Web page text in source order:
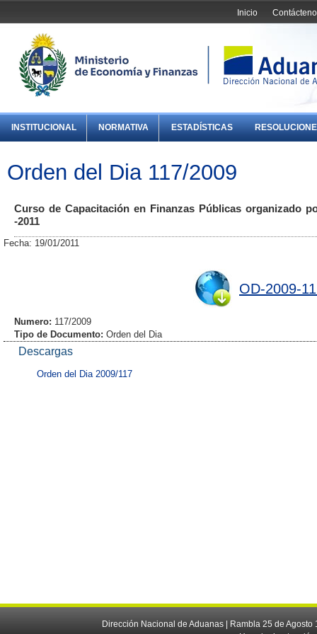
Inicio
INSTITUCIONAL NORMATIVA ESTADÍSTICAS
Orden del Dia 117/2009
Curso de Capacitación en Finanzas Públicas organizado
-2011
Fecha: 19/01/2011
OD-2009-
Numero: 117/2009
Tipo de Documento: Orden del Dia
Descargas
Orden del Dia 2009/117
Dirección Nacional de Aduanas | Rambla 25 de